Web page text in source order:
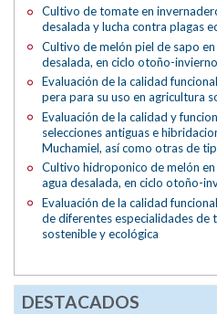
Cultivo de tomate en
desalada y lucha contra plagas
Cultivo de melón piel de sapo
desalada, en ciclo otoño-
Evaluación de la calidad
pera para su uso en agricultura
Evaluación de la calidad y
selecciones antiguas e
Muchamiel, así como otras de
Cultivo hidroponico de melón
agua desalada, en ciclo otoño-
Evaluación de la calidad
de diferentes especialidades de
sostenible y ecológica
DESTACADOS